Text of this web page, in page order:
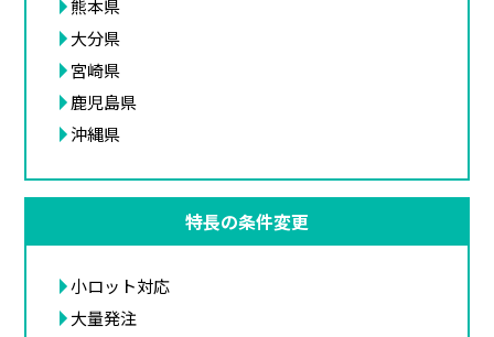
熊本県
大分県
宮崎県
鹿児島県
沖縄県
特長の条件変更
小ロット対応
大量発注